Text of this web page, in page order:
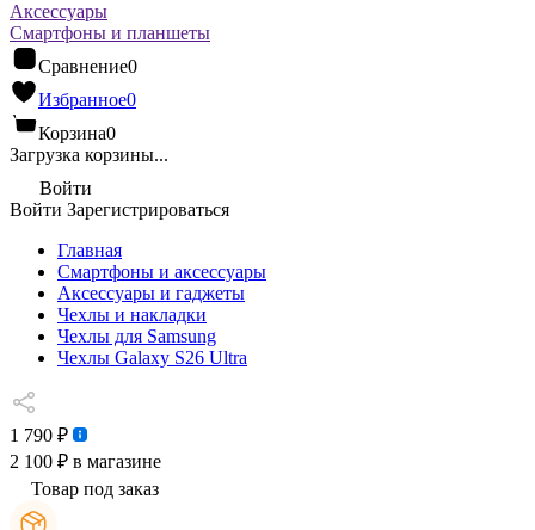
Аксессуары
Смартфоны и планшеты
Сравнение0
Избранное0
Корзина0
Загрузка корзины...
Войти
Войти Зарегистрироваться
Главная
Смартфоны и аксессуары
Аксессуары и гаджеты
Чехлы и накладки
Чехлы для Samsung
Чехлы Galaxy S26 Ultra
1 790 ₽
2 100 ₽ в магазине
Товар под заказ